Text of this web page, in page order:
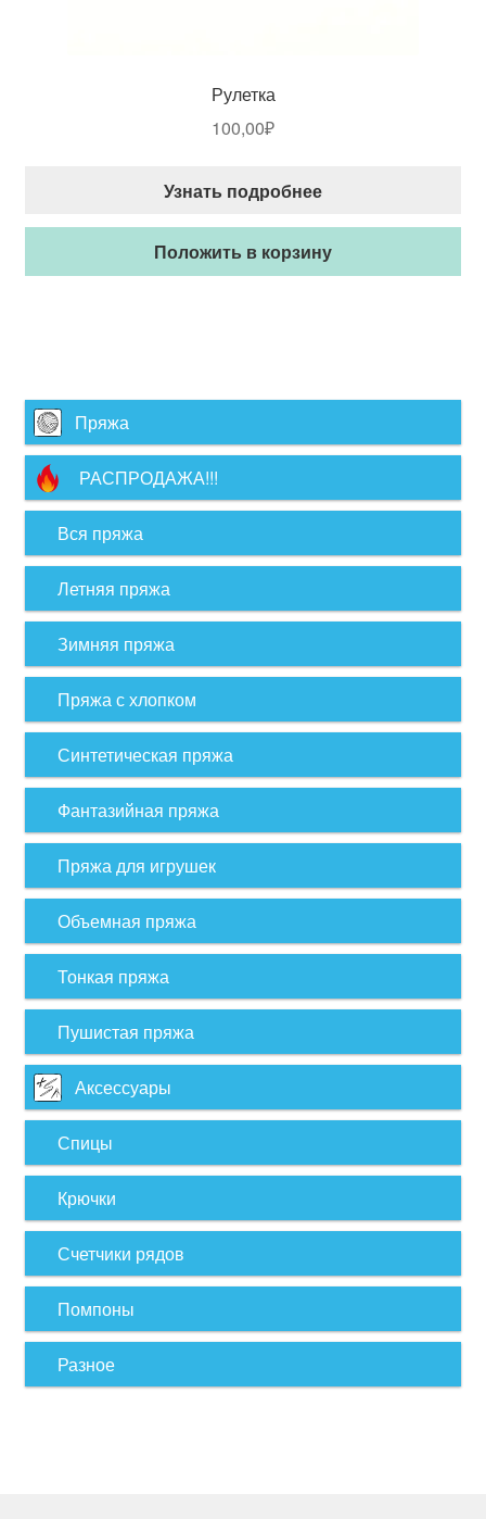
Рулетка
100,00₽
Узнать подробнее
Положить в корзину
Пряжа
РАСПРОДАЖА!!!
Вся пряжа
Летняя пряжа
Зимняя пряжа
Пряжа с хлопком
Синтетическая пряжа
Фантазийная пряжа
Пряжа для игрушек
Объемная пряжа
Тонкая пряжа
Пушистая пряжа
Аксессуары
Спицы
Крючки
Счетчики рядов
Помпоны
Разное